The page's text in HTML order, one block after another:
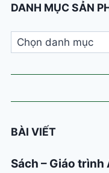
DANH MỤC SẢN
Chọn
danh
mục
BÀI VIẾT
Sách – Giáo